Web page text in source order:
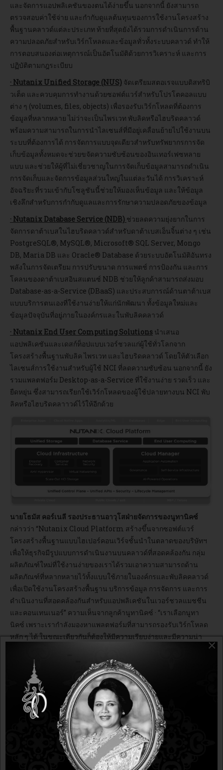
และจัดการแอปพลิเคชันของตนได้ง่ายขึ้น นอกจากนี้ ยังสามารถ
ตรวจสอบค่าใช้จ่าย และกำกับดูแลต้นทุนของการใช้งานโครงสร้าง
พื้นฐานคลาวด์แต่ละประเภท ท้ายที่สุดยังได้รวมการดำเนินการด้าน
ความปลอดภัยสำหรับเวิร์กโหลดและข้อมูลทั่วทั้งระบบคลาวด์ ทำให้
การตอบสนองต่อเหตุการณ์เป็นอัตโนมัติด้วยการวิเคราะห์ และการ
ปฏิบัติตามกฎระเบียบ
· Nutanix Unified Storage (NUS) จัดเตรียมสตอเรจแบบดิสทริบิ
วเต็ด และควบคุมการทำงานด้วยซอฟต์แวร์สำหรับโปรโตคอลแบบ
ต่าง ๆ (volumes, files, objects) เพื่อรองรับเวิร์กโหลดที่ต้องการ
ข้อมูลที่หลากหลาย ไม่ว่าจะเป็นไพรเวท พับลิคหรือไฮบริดคลาวด์
พร้อมความสามารถในการนำไลเซนส์ที่มีอยู่เคลื่อนย้ายไปใช้งานบน
ระบบที่ต้องการได้ การจัดการแบบจุดเดียวสำหรับทรัพยากรการจัด
เก็บข้อมูลทั้งหมดจะช่วยขจัดความซับซ้อนของอินเทอร์เฟซหลาย
แบบ และช่วยให้ผู้ที่ไม่เชี่ยวชาญในการจัดเก็บข้อมูลสามารถดำเนิน
การจัดเก็บและจัดการข้อมูลส่วนใหญ่ในแต่ละวันได้ การวิเคราะห์
อัจฉริยะที่รวมเข้ากับโซลูชันนี้ช่วยให้มองเห็นข้อมูล และให้ข้อมูล
เชิงลึกสำหรับการกำกับดูแลและการรักษาความปลอดภัยของข้อมูล
· Nutanix Database Service (NDB) ช่วยลดความยุ่งยากในการ
จัดการดาต้าเบสในไฮบริดคลาวด์สำหรับดาต้าเบสเอ็นจิ้นต่าง ๆ เช่น
PostgreSQL®, MySQL®, Microsoft® SQL Server, Mongo
DB, Maria DB และ Oracle® Database ด้วยระบบอัตโนมัติอันทรง
พลังในการจัดเตรียม การปรับขนาด การแพตช์ การป้องกัน และการ
โคลนของดาต้าเบสอินสแตนซ์ NDB ช่วยให้ลูกค้าสามารถส่งมอบ
Database-as-a-Service (DBaaS) และประสบการณ์ด้านตาต้าเบส
แบบบริการตนเองที่ใช้งานง่ายให้แก่นักพัฒนา ทั้งข้อมูลใหม่และ
ข้อมูลปัจจุบันที่อยู่ภายในองค์กรและในพับลิคคลาวด์
· Nutanix End User Computing Solutions นำเสนอ
แอปพลิเคชันและเดสก์ท็อปแบบเวอร์ชวลแก่ผู้ใช้ทั่วโลกจาก
โครงสร้างพื้นฐานพับลิค ไพรเวท และไฮบริดคลาวด์ โดยให้ตัวเลือก
ไลเซนส์การใช้งานสำหรับผู้ใช้ NCI ที่ลดความซับซ้อน นอกจากนี้ ยัง
รวมแพลตฟอร์ม Desktop-as-a-Service ที่ใช้งานง่าย รวดเร็ว และ
ยืดหยุ่น ซึ่งสามารถเรียกใช้เวิร์กโหลดของผู้ใช้ปลายทางบน NCI พับ
ลิคหรือไฮบริดคลาาวด์ไว้ให้อีกด้วย
นายโธมัส คอร์เนลี รองประธานอาวุโสฝ่ายจัดการของนูทานิคซ์
กล่าวว่า “Nutanix Cloud Platform สร้างขึ้นจากซอฟต์แวร์
โครงสร้างพื้นฐานแบบไฮเปอร์คอนเวิร์จชั้นนำในตลาดของบริษัทฯ
เพื่อให้ธุรกิจมีรูปแบบการดำเนินงานบนคลาวด์ที่สอดคล้องกัน กลุ่ม
ผลิตภัณฑ์ใหม่ที่ใช้งานง่ายของเราได้รวมเอาความสามารถด้าน
ผลิตภัณฑ์ที่หลากหลายไว้ทั้งแบบใช้ภายในองค์กรและพับลิคคลาวด์
เพื่อเปิดใช้งานโครงสร้างพื้นฐาน บริการข้อมูล การจัดการ และการ
ดำเนินงานที่สอดคล้องกันสำหรับแอปพลิเคชันในเวอร์ชวลแมชชีน
และคอนเทนเนอร์” ความเห็นจากลูกค้านูทานิคซ์ · “เราเลือกนูทา
นิคซ์ เพราะเรากำลังมองหาแพลตฟอร์มที่สามารถรองรับเวิร์กโหลด
หลัก ๆ ได้ ในขณะเดียวกันก็ต้องให้มีความเรียบง่ายและมีความน่า
สนับสนุนภารกิจปกป้องลูกค้า 39 ล้านรายทั่วโลกที่ใช้ผลิตภัณฑ์ และ
บริการต่าง ๆ ของเรา ในช่วงเวลาที่เราทำงานร่วมกัน นูทานิคซ์ไม่
เพียงแต่ส่งมอบให้เท่านั้น แต่ยังขยายจากโซลูชัน HCI ไปเป็น
แพลตฟอร์มคลาวด์ที่สมบูรณ์พร้อม เพื่อช่วยเราตลอดเส้นทางการ
ปรับเปลี่ยนสู่ดิจิทัล เราตั้งตารอที่จะได้รับประโยชน์จากนวัตกรรมที่
ต่อเนื่องของพวกเขา”
เดวิด ฟิทซ์เจอรัลด์ ผู้ช่วยรองประธานฝ่ายบริการระดับโลกด้านไอที,
บริษัทประกันภัยที่ดูแลด้านสวัสดิการพนักงาน “นูทานิคซ์
เป็นพันธมิตรหลักที่ช่วยให้เราพัฒนาระบบการผลิตขั้นสูง โดยใช้
×